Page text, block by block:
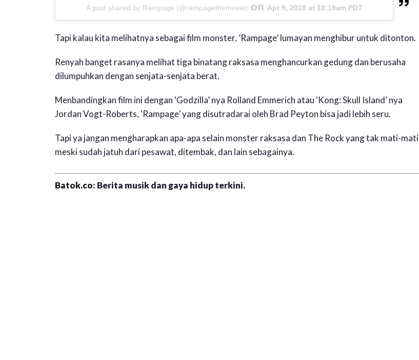
A post shared by Rampage (@rampagethemovie) on Apr 9, 2018 at 10:19am PDT
Tapi kalau kita melihatnya sebagai film monster, ’Rampage’ lumayan menghibur untuk ditonton.
Renyah banget rasanya melihat tiga binatang raksasa menghancurkan gedung dan berusaha
dilumpuhkan dengan senjata-senjata berat.
Menbandingkan film ini dengan ‘Godzilla’ nya Rolland Emmerich atau ‘Kong: Skull Island’ nya
Jordan Vogt-Roberts, ‘Rampage’ yang disutradarai oleh Brad Peyton bisa jadi lebih seru.
Tapi ya jangan mengharapkan apa-apa selain monster raksasa dan The Rock yang tak mati-mati
meski sudah jatuh dari pesawat, ditembak, dan lain sebagainya.
Batok.co: Berita musik dan gaya hidup terkini.